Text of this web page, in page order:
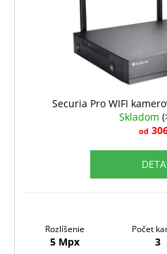
Securia Pro WIFI
Skladom
od
Rozlíšenie
5 Mpx
Počet
3